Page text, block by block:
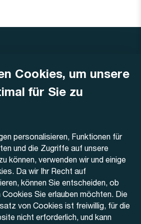
Cookies, um unsere
für Sie zu
personalisieren, Funktionen für
und die Zugriffe auf unsere
können, verwenden wir und einige
Da wir Ihr Recht auf
können Sie entscheiden, ob
Sie erlauben möchten. Die
von Cookies ist freiwillig, für die
nicht erforderlich, und kann